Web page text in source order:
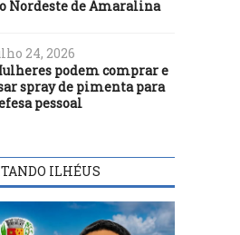
Nordeste de Amaralina
24, 2026
podem comprar e
spray de pimenta para
pessoal
ILHÉUS